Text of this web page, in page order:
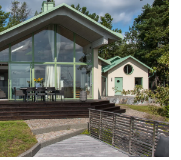
och direkt slås man den milsvida
över fjärden och den glittrande
når man ett helkaklat badrum med
wc. Intill finns ett sovrum med
det stilrena runda fönstret skådar
kök, matplats och sällskapsrum
från golv till tak suddar ut
och ute. Här följer man årstidernas